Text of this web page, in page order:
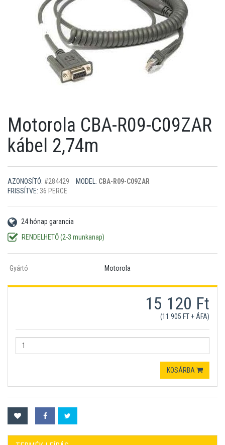
Motorola CBA-R09-C09ZAR
kábel 2,74m
AZONOSÍTÓ: #284429 MODEL: CBA-R09-C09ZAR
FRISSÍTVE: 36 PERCE
24 hónap garancia
RENDELHETŐ (2-3 munkanap)
Gyártó Motorola
15 120 Ft
(11 905 FT + ÁFA)
KOSÁRBA